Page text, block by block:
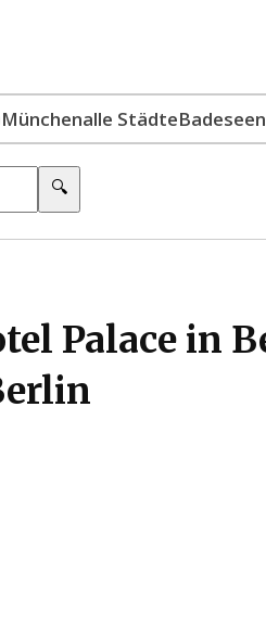
Münchenalle StädteBadeseen
🔍
Palace in